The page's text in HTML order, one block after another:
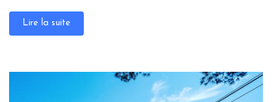
Lire la suite